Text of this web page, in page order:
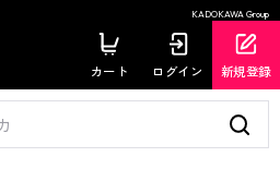
KADOKAWA Group
カート ログイン 新規登録